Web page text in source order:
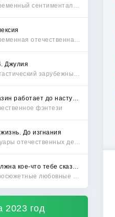
Джулия
фэнтези
До изгнания
2023 год